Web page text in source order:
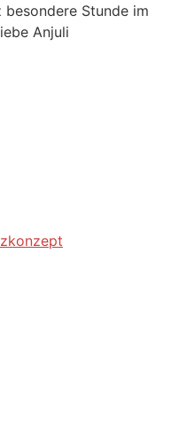
Stunde im
Anjuli